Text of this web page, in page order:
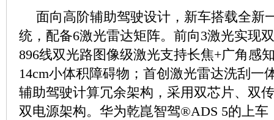
面向高阶辅助驾驶设计，新车搭载全新
统，配备6激光雷达矩阵。前向3激光实现
896线双光路图像级激光支持长焦+广角感
14cm小体积障碍物；首创激光雷达洗刮一
辅助驾驶计算冗余架构，采用双芯片、双
双电源架构。华为乾崑智驾®ADS 5的上车